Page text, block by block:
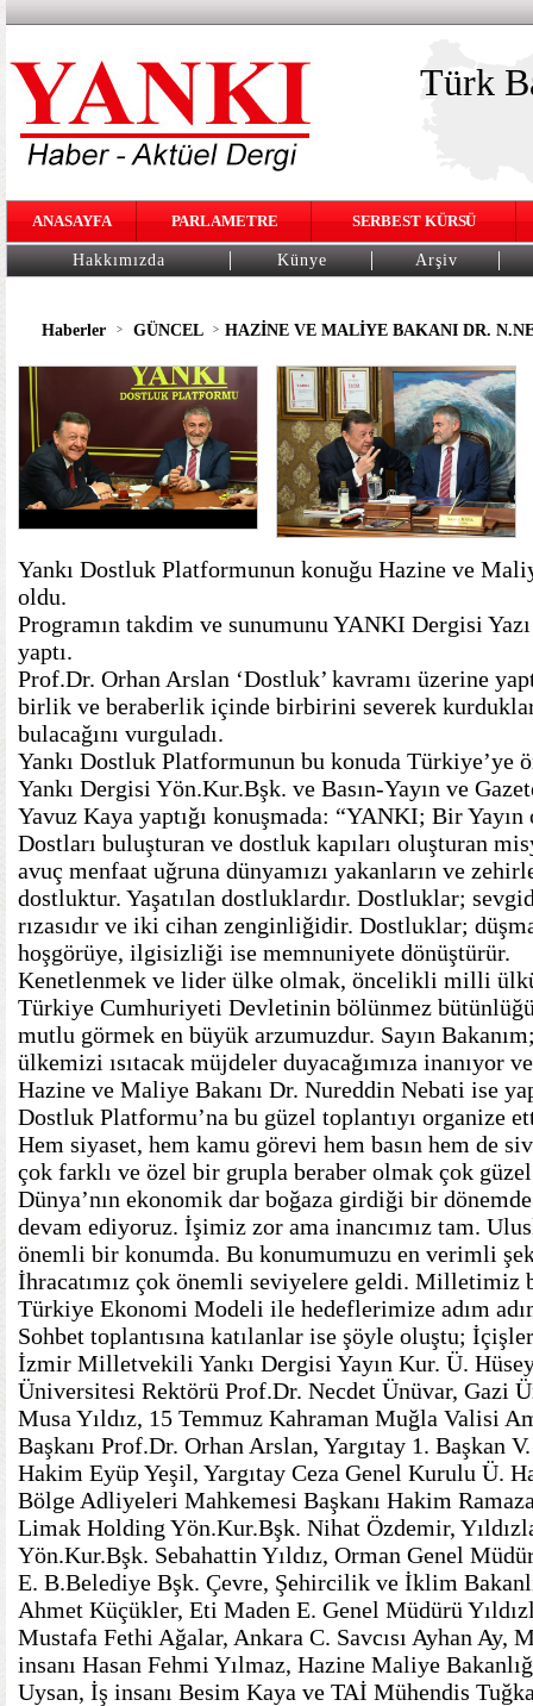
Türk
ANASAYFA PARLAMETRE SERBEST KÜRSÜ
Hakkımızda Künye Arşiv
Haberler > GÜNCEL > HAZİNE VE MALİYE BAKANI DR.
Yankı Dostluk Platformunun konuğu Hazine ve
oldu.
Programın takdim ve sunumunu YANKI Dergisi
yaptı.
Prof.Dr. Orhan Arslan ‘Dostluk’ kavramı üzerine
birlik ve beraberlik içinde birbirini severek
bulacağını vurguladı.
Yankı Dostluk Platformunun bu konuda Türkiye’ye
Yankı Dergisi Yön.Kur.Bşk. ve Basın-Yayın ve
Yavuz Kaya yaptığı konuşmada: “YANKI; Bir Yayın
Dostları buluşturan ve dostluk kapıları oluşturan
avuç menfaat uğruna dünyamızı yakanların ve
dostluktur. Yaşatılan dostluklardır. Dostluklar;
rızasıdır ve iki cihan zenginliğidir. Dostluklar;
hoşgörüye, ilgisizliği ise memnuniyete dönüştürür.
Kenetlenmek ve lider ülke olmak, öncelikli milli
Türkiye Cumhuriyeti Devletinin bölünmez
mutlu görmek en büyük arzumuzdur. Sayın
ülkemizi ısıtacak müjdeler duyacağımıza inanıyor
Hazine ve Maliye Bakanı Dr. Nureddin Nebati ise
Dostluk Platformu’na bu güzel toplantıyı organize
Hem siyaset, hem kamu görevi hem basın hem de
çok farklı ve özel bir grupla beraber olmak çok
Dünya’nın ekonomik dar boğaza girdiği bir
devam ediyoruz. İşimiz zor ama inancımız tam.
önemli bir konumda. Bu konumumuzu en verimli
İhracatımız çok önemli seviyelere geldi. Milletimiz
Türkiye Ekonomi Modeli ile hedeflerimize adım
Sohbet toplantısına katılanlar ise şöyle oluştu;
İzmir Milletvekili Yankı Dergisi Yayın Kur. Ü.
Üniversitesi Rektörü Prof.Dr. Necdet Ünüvar, Gazi
Musa Yıldız, 15 Temmuz Kahraman Muğla Valisi
Başkanı Prof.Dr. Orhan Arslan, Yargıtay 1. Başkan
Hakim Eyüp Yeşil, Yargıtay Ceza Genel Kurulu Ü.
Bölge Adliyeleri Mahkemesi Başkanı Hakim
Limak Holding Yön.Kur.Bşk. Nihat Özdemir,
Yön.Kur.Bşk. Sebahattin Yıldız, Orman Genel
E. B.Belediye Bşk. Çevre, Şehircilik ve İklim
Ahmet Küçükler, Eti Maden E. Genel Müdürü
Mustafa Fethi Ağalar, Ankara C. Savcısı Ayhan Ay,
insanı Hasan Fehmi Yılmaz, Hazine Maliye
Uysan, İş insanı Besim Kaya ve TAİ Mühendis